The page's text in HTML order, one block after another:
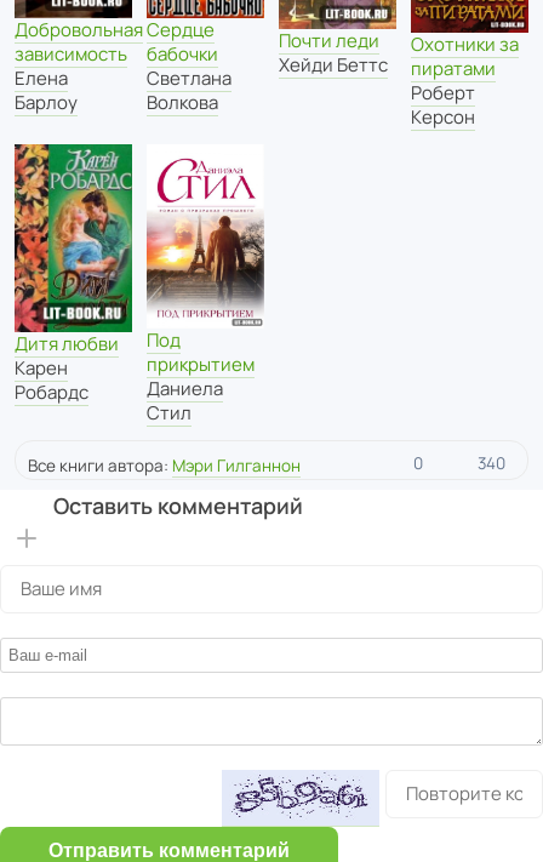
Добровольная
зависимость
Елена
Барлоу
Сердце
бабочки
Светлана
Волкова
Почти леди
Хейди Беттс
Охотники за
пиратами
Роберт
Керсон
Дитя любви
Карен
Робардс
Под
прикрытием
Даниела
Стил
Все книги автора: Мэри Гилганнон 0 340
Оставить комментарий
Отправить комментарий